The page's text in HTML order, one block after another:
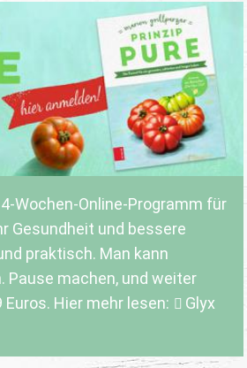
Wochen-Online-Programm für
Gesundheit und bessere
praktisch. Man kann
Pause machen, und weiter
Euros. Hier mehr lesen:
Glyx